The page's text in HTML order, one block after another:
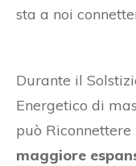
sta a noi
Durante il
Energetico di
può
maggiore